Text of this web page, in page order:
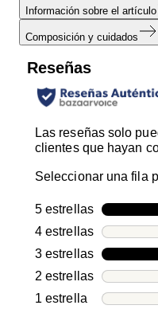
Información sobre el artículo
Composición y cuidados
Reseñas
Las reseñas solo
clientes que hayan
Seleccionar una fila
5 estrellasestrellas
4 estrellasestrellas
3 estrellasestrellas
2 estrellasestrellas
1 estrellaestrellas